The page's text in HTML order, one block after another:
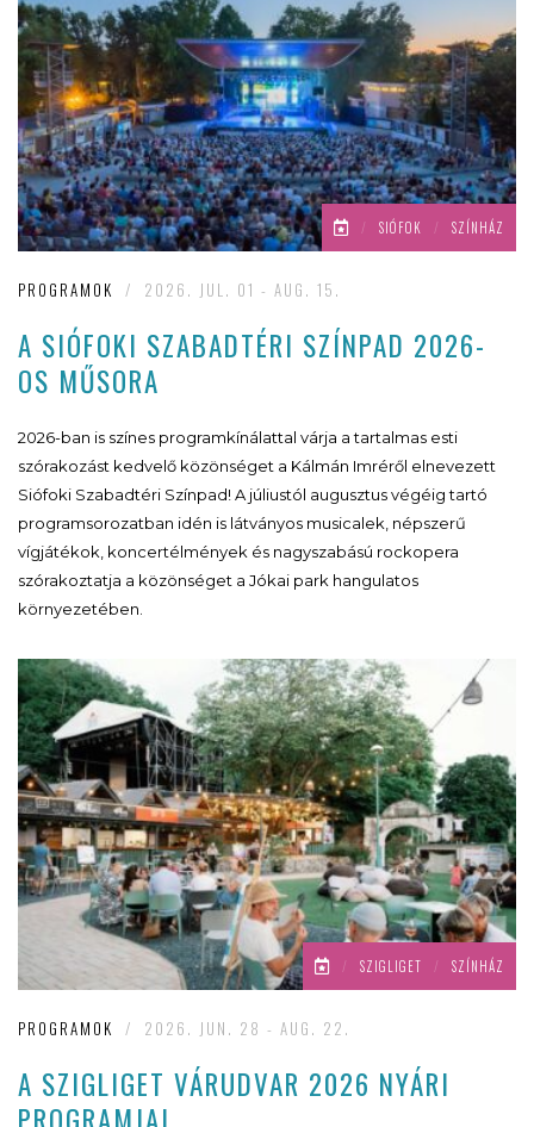
/ SIÓFOK / SZÍNHÁZ
PROGRAMOK / 2026. JUL. 01 - AUG. 15.
A SIÓFOKI SZABADTÉRI SZÍNPAD 2026-
OS MŰSORA
2026-ban is színes programkínálattal várja a tartalmas esti
szórakozást kedvelő közönséget a Kálmán Imréről elnevezett
Siófoki Szabadtéri Színpad! A júliustól augusztus végéig tartó
programsorozatban idén is látványos musicalek, népszerű
vígjátékok, koncertélmények és nagyszabású rockopera
szórakoztatja a közönséget a Jókai park hangulatos
környezetében.
/ SZIGLIGET / SZÍNHÁZ
PROGRAMOK / 2026. JUN. 28 - AUG. 22.
A SZIGLIGET VÁRUDVAR 2026 NYÁRI